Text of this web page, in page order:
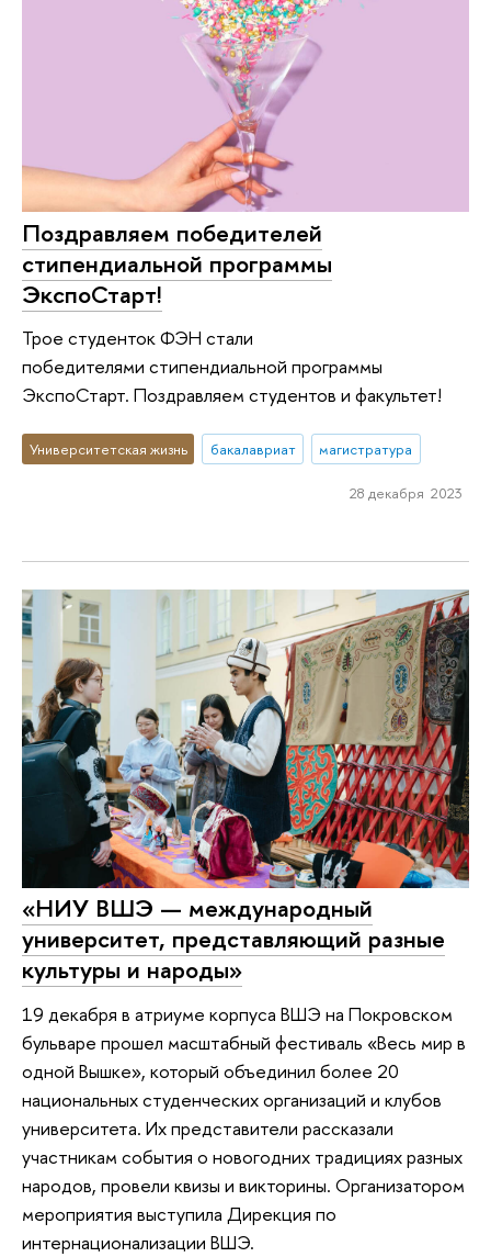
Поздравляем победителей
стипендиальной программы
ЭкспоСтарт!
Трое студенток ФЭН стали
победителями стипендиальной программы
ЭкспоСтарт. Поздравляем студентов и факультет!
Университетская жизнь бакалавриат магистратура
28 декабря 2023
«НИУ ВШЭ — международный
университет, представляющий разные
культуры и народы»
19 декабря в атриуме корпуса ВШЭ на Покровском
бульваре прошел масштабный фестиваль «Весь мир в
одной Вышке», который объединил более 20
национальных студенческих организаций и клубов
университета. Их представители рассказали
участникам события о новогодних традициях разных
народов, провели квизы и викторины. Организатором
мероприятия выступила Дирекция по
интернационализации ВШЭ.